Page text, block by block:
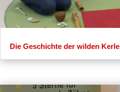
Die Geschichte der wilden Kerle